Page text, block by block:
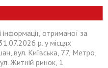
отриманої за
р. у місцях
вул. Київська, 77, Метро,
Житній ринок, 1